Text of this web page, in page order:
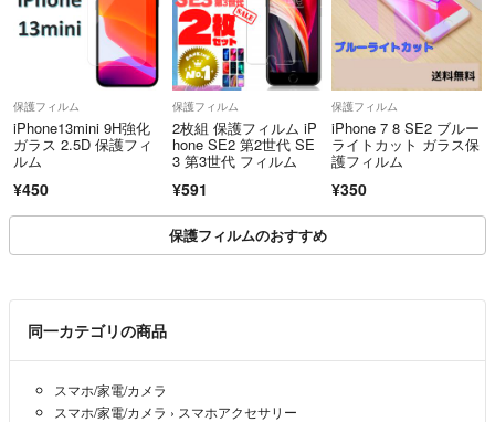
保護フィルム
iPhone13mini 9H強化
ガラス 2.5D 保護フィ
ルム
¥450
保護フィルム
2枚組 保護フィルム iP
hone SE2 第2世代 SE
3 第3世代 フィルム
¥591
保護フィルム
iPhone 7 8 SE2 ブルー
ライトカット ガラス保
護フィルム
¥350
保護フィルムのおすすめ
同一カテゴリの商品
スマホ/家電/カメラ
スマホ/家電/カメラ › スマホアクセサリー